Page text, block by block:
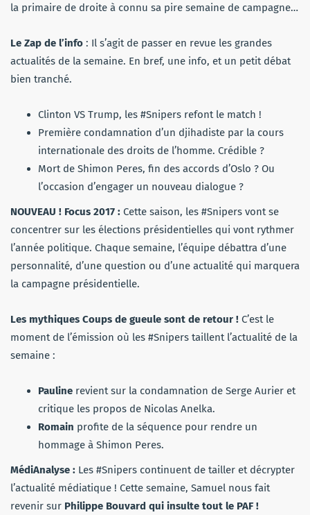
la primaire de droite à connu sa pire semaine de campagne…
Le Zap de l’info : Il s’agit de passer en revue les grandes
actualités de la semaine. En bref, une info, et un petit débat
bien tranché.
Clinton VS Trump, les #Snipers refont le match !
Première condamnation d’un djihadiste par la cours
internationale des droits de l’homme. Crédible ?
Mort de Shimon Peres, fin des accords d’Oslo ? Ou
l’occasion d’engager un nouveau dialogue ?
NOUVEAU ! Focus 2017 : Cette saison, les #Snipers vont se
concentrer sur les élections présidentielles qui vont rythmer
l’année politique. Chaque semaine, l’équipe débattra d’une
personnalité, d’une question ou d’une actualité qui marquera
la campagne présidentielle.
Les mythiques Coups de gueule sont de retour ! C’est le
moment de l’émission où les #Snipers taillent l’actualité de la
semaine :
Pauline revient sur la condamnation de Serge Aurier et
critique les propos de Nicolas Anelka.
Romain profite de la séquence pour rendre un
hommage à Shimon Peres.
MédiAnalyse : Les #Snipers continuent de tailler et décrypter
l’actualité médiatique ! Cette semaine, Samuel nous fait
revenir sur Philippe Bouvard qui insulte tout le PAF !